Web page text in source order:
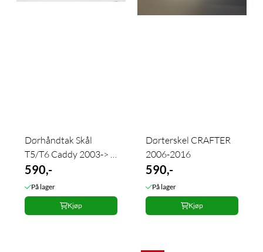
Dørhåndtak Skål
T5/T6 Caddy 2003-> 4
stk.
590,-
På lager
Kjøp
Dørterskel CRAFTER
2006-2016
590,-
På lager
Kjøp